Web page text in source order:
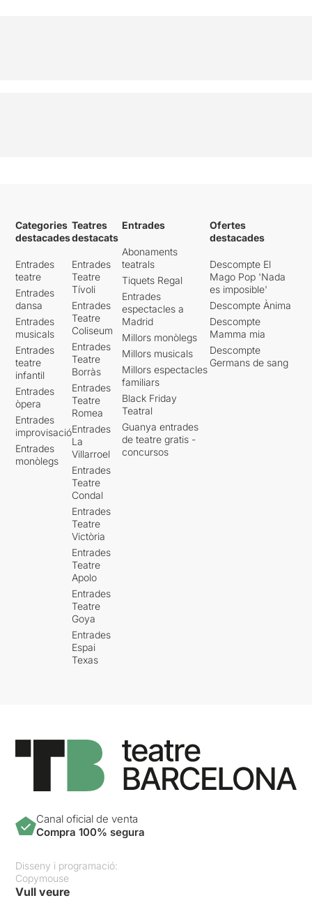
Categories
destacades
Entrades
teatre
Entrades
dansa
Entrades
musicals
Entrades
teatre
infantil
Entrades
òpera
Entrades
improvisació
Entrades
monòlegs
Teatres
destacats
Entrades
Teatre
Tívoli
Entrades
Teatre
Coliseum
Entrades
Teatre
Borràs
Entrades
Teatre
Romea
Entrades
La
Villarroel
Entrades
Teatre
Condal
Entrades
Teatre
Victòria
Entrades
Teatre
Apolo
Entrades
Teatre
Goya
Entrades
Espai
Texas
Entrades
Abonaments
teatrals
Tiquets Regal
Entrades
espectacles a
Madrid
Millors monòlegs
Millors musicals
Millors espectacles
familiars
Black Friday
Teatral
Guanya entrades
de teatre gratis -
concursos
Ofertes
destacades
Descompte El
Mago Pop 'Nada
es imposible'
Descompte Ànima
Descompte
Mamma mia
Descompte
Germans de sang
Canal oficial de venta
Compra 100% segura
Disseny i programació:
Copymouse
Vull veure